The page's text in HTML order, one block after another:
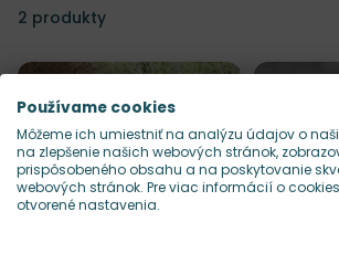
2 produkty
Používame cookies
Môžeme ich umiestniť na analýzu údajov o
na zlepšenie našich webových stránok,
prispôsobeného obsahu a na poskytovanie
webových stránok. Pre viac informácií o
otvorené nastavenia.